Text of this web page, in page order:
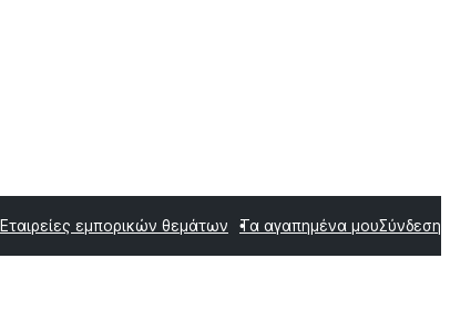
Εταιρείες εμπορικών θεμάτων Τα αγαπημένα μουΣύνδεση